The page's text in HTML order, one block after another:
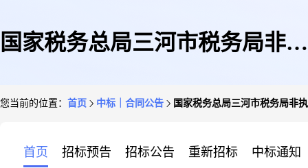
国家税务总局三河市税务局非执
您当前的位置： 首页 中标｜合同公告 国家税务总局三河市税务局非
首页 招标预告 招标公告 重新招标 中标通知